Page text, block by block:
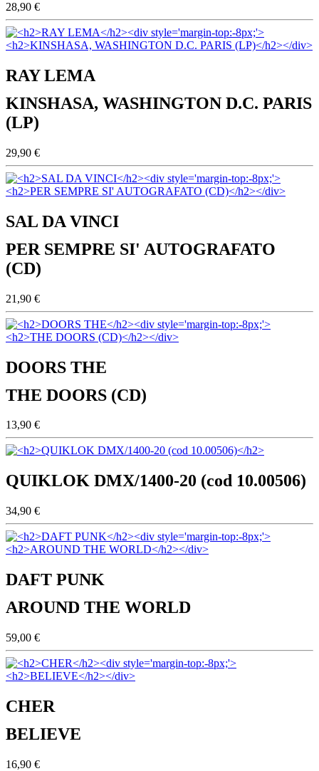
28,90 €
RAY LEMA
KINSHASA, WASHINGTON D.C. PARIS
(LP)
29,90 €
SAL DA VINCI
PER SEMPRE SI' AUTOGRAFATO
(CD)
21,90 €
DOORS THE
THE DOORS (CD)
13,90 €
QUIKLOK DMX/1400-20 (cod 10.00506)
34,90 €
DAFT PUNK
AROUND THE WORLD
59,00 €
CHER
BELIEVE
16,90 €